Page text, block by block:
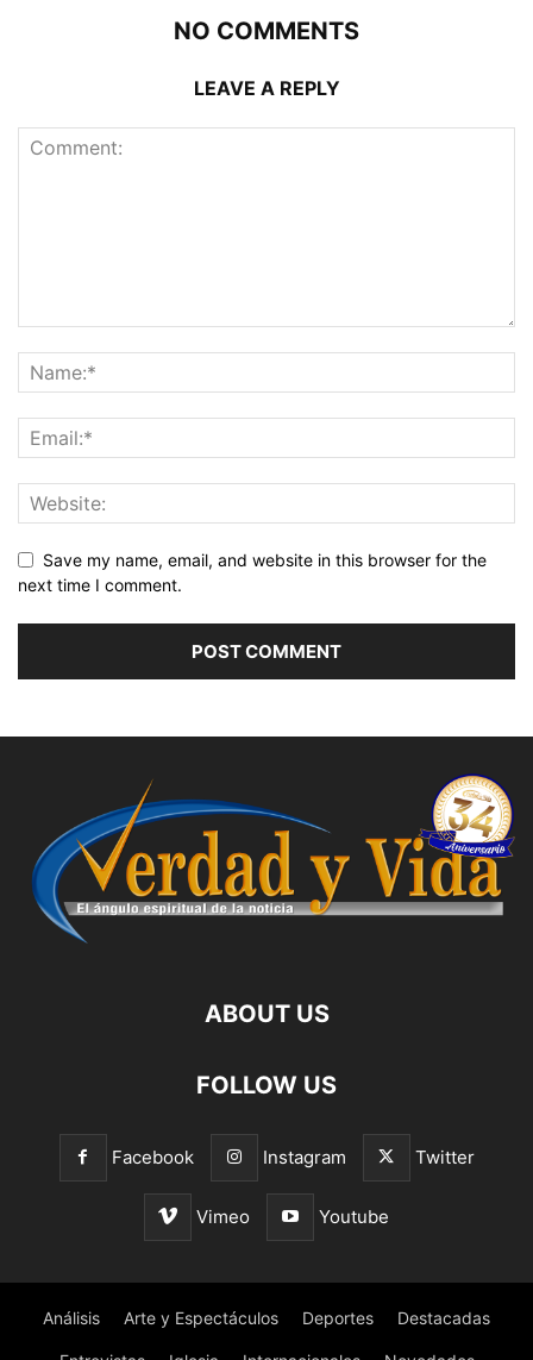
NO COMMENTS
LEAVE A REPLY
Save my name, email, and website in this browser for the
next time I comment.
ABOUT US
FOLLOW US
Facebook Instagram Twitter
Vimeo Youtube
Análisis Arte y Espectáculos Deportes Destacadas